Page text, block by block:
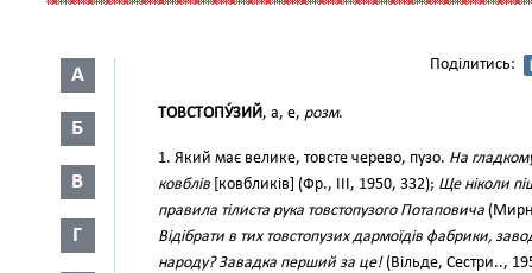
А
Б
В
Г
Поділитись:
ТОВСТОПУ́ЗИЙ, а, е, розм.
1. Який має велике, товсте черево, пузо. На
ковблів [ковбликів] (Фр., III, 1950, 332); Ще ніколи
правила тілиста рука товстопузого Потаповича
Відібрати в тих товстопузих дармоїдів фабрики,
народу? Завадка перший за це!(Вільде, Сестри..,